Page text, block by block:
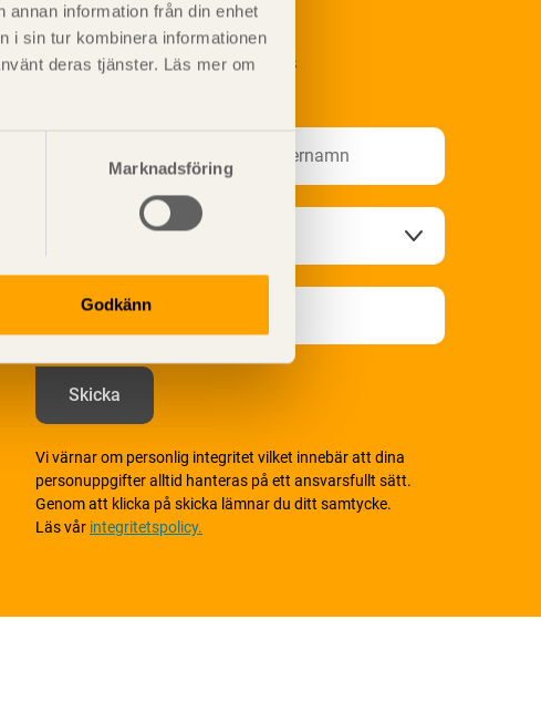
information från din enhet
i sin tur kombinera informationen
deras tjänster. Läs mer om
Marknadsföring
Godkänn
Prenumerera på Svenskt Träs
Vi värnar om personlig integritet vilket innebär att dina
personuppgifter alltid hanteras på ett ansvarsfullt sätt.
Genom att klicka på skicka lämnar du ditt samtycke.
Läs vår integritetspolicy.